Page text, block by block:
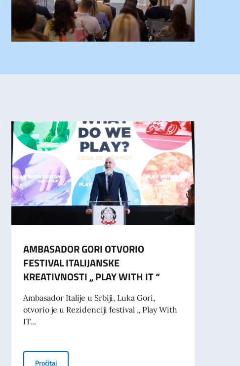
AMBASADOR GORI OTVORIO
FESTIVAL ITALIJANSKE
KREATIVNOSTI „ PLAY WITH IT “
Ambasador Italije u Srbiji, Luka Gori,
otvorio je u Rezidenciji festival „ Play With
IT...
PročitajAMBASADOR GORI OTVORIO FESTIVAL ITALIJANSKE